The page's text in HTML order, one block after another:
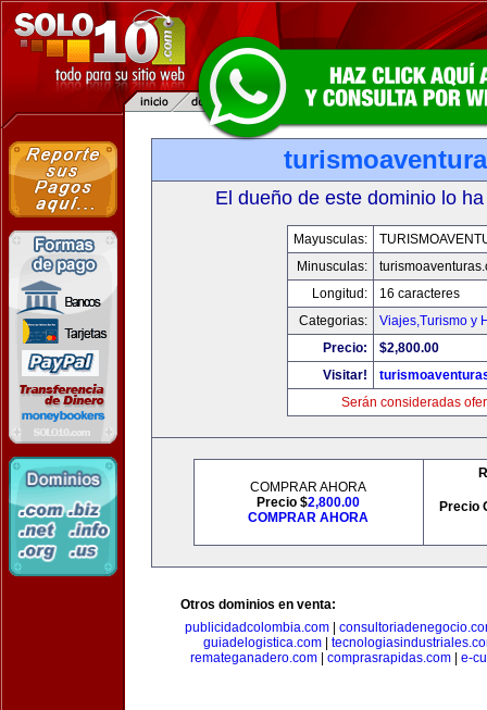
El dueño de este dominio lo
Mayusculas:
Minusculas:
Longitud:
16 caracteres
Categorias:
Viajes,Turismo y
Precio:
$2,800.00
Visitar!
Serán consideradas
COMPRAR AHORA
Precio $2,800.00
COMPRAR AHORA
Precio
Otros dominios en venta:
publicidadcolombia.com|
guiadelogistica.com|
remateganadero.com
comprasrapidas.com e-